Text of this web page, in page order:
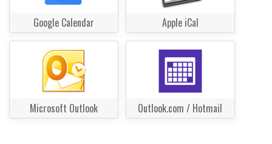
Google Calendar Apple iCal
Microsoft Outlook Outlook.com / Hotmail